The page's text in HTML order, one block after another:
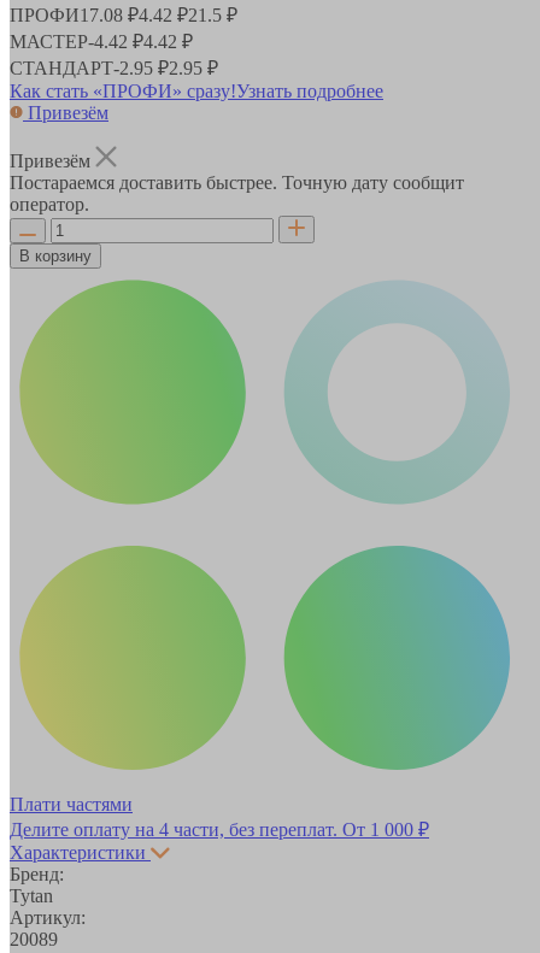
ПРОФИ17.08 ₽4.42 ₽21.5 ₽
МАСТЕР-4.42 ₽4.42 ₽
СТАНДАРТ-2.95 ₽2.95 ₽
Как стать «ПРОФИ» сразу!Узнать подробнее
Привезём
Привезём
Постараемся доставить быстрее. Точную дату сообщит
оператор.
В корзину
Плати частями
Делите оплату на 4 части, без переплат. От 1 000 ₽
Характеристики
Бренд:
Tytan
Артикул:
20089